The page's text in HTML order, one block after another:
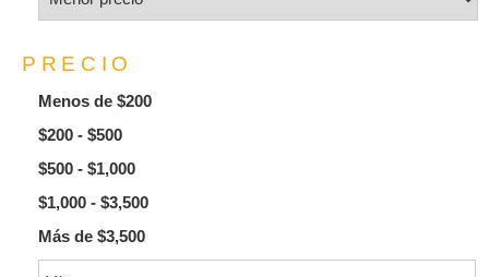
PRECIO
Menos de $200
$200 - $500
$500 - $1,000
$1,000 - $3,500
Más de $3,500